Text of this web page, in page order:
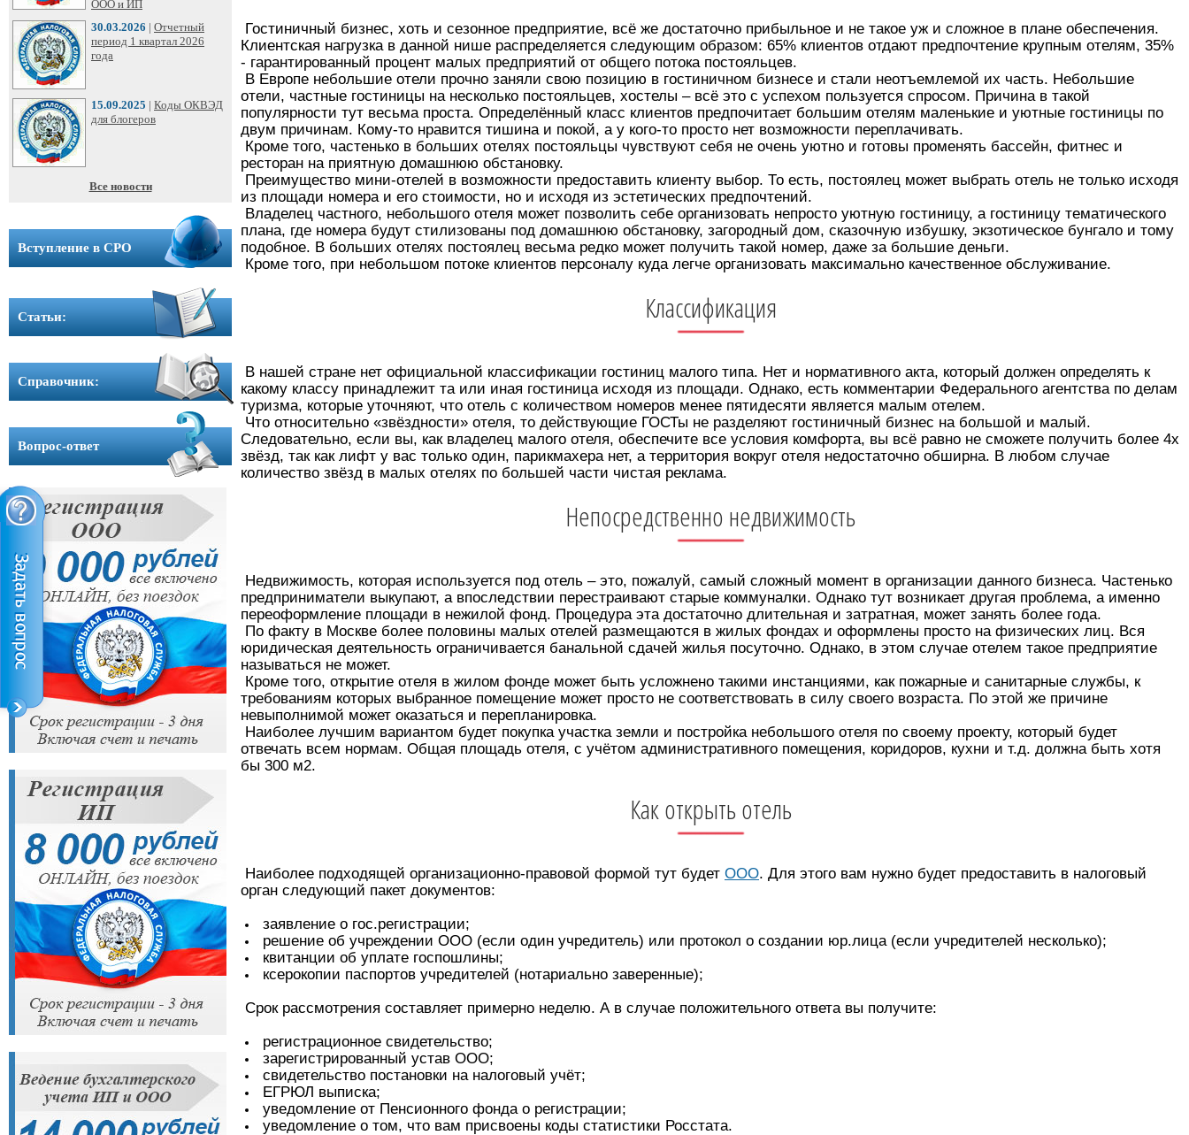
ООО
➩
Юридические
адреса
Вступление
Cтатьи
Справочник
ответ
ООО и ИП
30.03.2026 | Отчетный
период 1 квартал 2026
года
15.09.2025 | Коды ОКВЭД
для блогеров
Все новости
Вступление в СРО
Cтатьи:
Справочник:
Вопрос-ответ
Гостиничный бизнес, хоть и сезонное предприятие, всё же достаточно прибыльное и не такое уж и сложное в плане обеспечения.
Клиентская нагрузка в данной нише распределяется следующим образом: 65% клиентов отдают предпочтение крупным отелям, 35%
- гарантированный процент малых предприятий от общего потока постояльцев.
В Европе небольшие отели прочно заняли свою позицию в гостиничном бизнесе и стали неотъемлемой их часть. Небольшие
отели, частные гостиницы на несколько постояльцев, хостелы – всё это с успехом пользуется спросом. Причина в такой
популярности тут весьма проста. Определённый класс клиентов предпочитает большим отелям маленькие и уютные гостиницы по
двум причинам. Кому-то нравится тишина и покой, а у кого-то просто нет возможности переплачивать.
Кроме того, частенько в больших отелях постояльцы чувствуют себя не очень уютно и готовы променять бассейн, фитнес и
ресторан на приятную домашнюю обстановку.
Преимущество мини-отелей в возможности предоставить клиенту выбор. То есть, постоялец может выбрать отель не только исходя
из площади номера и его стоимости, но и исходя из эстетических предпочтений.
Владелец частного, небольшого отеля может позволить себе организовать непросто уютную гостиницу, а гостиницу тематического
плана, где номера будут стилизованы под домашнюю обстановку, загородный дом, сказочную избушку, экзотическое бунгало и тому
подобное. В больших отелях постоялец весьма редко может получить такой номер, даже за большие деньги.
Кроме того, при небольшом потоке клиентов персоналу куда легче организовать максимально качественное обслуживание.
Классификация
В нашей стране нет официальной классификации гостиниц малого типа. Нет и нормативного акта, который должен определять к
какому классу принадлежит та или иная гостиница исходя из площади. Однако, есть комментарии Федерального агентства по делам
туризма, которые уточняют, что отель с количеством номеров менее пятидесяти является малым отелем.
Что относительно «звёздности» отеля, то действующие ГОСТы не разделяют гостиничный бизнес на большой и малый.
Следовательно, если вы, как владелец малого отеля, обеспечите все условия комфорта, вы всё равно не сможете получить более 4х
звёзд, так как лифт у вас только один, парикмахера нет, а территория вокруг отеля недостаточно обширна. В любом случае
количество звёзд в малых отелях по большей части чистая реклама.
Непосредственно недвижимость
Недвижимость, которая используется под отель – это, пожалуй, самый сложный момент в организации данного бизнеса. Частенько
предприниматели выкупают, а впоследствии перестраивают старые коммуналки. Однако тут возникает другая проблема, а именно
переоформление площади в нежилой фонд. Процедура эта достаточно длительная и затратная, может занять более года.
По факту в Москве более половины малых отелей размещаются в жилых фондах и оформлены просто на физических лиц. Вся
юридическая деятельность ограничивается банальной сдачей жилья посуточно. Однако, в этом случае отелем такое предприятие
называться не может.
Кроме того, открытие отеля в жилом фонде может быть усложнено такими инстанциями, как пожарные и санитарные службы, к
требованиям которых выбранное помещение может просто не соответствовать в силу своего возраста. По этой же причине
невыполнимой может оказаться и перепланировка.
Наиболее лучшим вариантом будет покупка участка земли и постройка небольшого отеля по своему проекту, который будет
отвечать всем нормам. Общая площадь отеля, с учётом административного помещения, коридоров, кухни и т.д. должна быть хотя
бы 300 м2.
Как открыть отель
Наиболее подходящей организационно-правовой формой тут будет ООО. Для этого вам нужно будет предоставить в налоговый
орган следующий пакет документов:
заявление о гос.регистрации;
решение об учреждении ООО (если один учредитель) или протокол о создании юр.лица (если учредителей несколько);
квитанции об уплате госпошлины;
ксерокопии паспортов учредителей (нотариально заверенные);
Срок рассмотрения составляет примерно неделю. А в случае положительного ответа вы получите:
регистрационное свидетельство;
зарегистрированный устав ООО;
свидетельство постановки на налоговый учёт;
ЕГРЮЛ выписка;
уведомление от Пенсионного фонда о регистрации;
уведомление о том, что вам присвоены коды статистики Росстата.